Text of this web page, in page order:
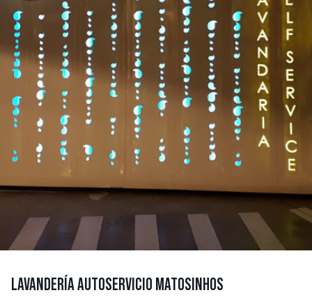
LAVANDERÍA AUTOSERVICIO MATOSINHOS